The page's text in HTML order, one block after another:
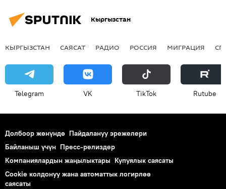
Кыргызстан
КЫРГЫЗСТАН САЯСАТ РАДИО РОССИЯ МИГРАЦИЯ
Telegram VK ТikТоk Rutube
Долбоор жөнүндө Пайдалануу эрежелери
Байланыш үчүн Пресс-релиздер
Компаниялардын жаңылыктары Купуялык саясаты
Cookie колдонуу жана автоматтык логирлөө
саясаты